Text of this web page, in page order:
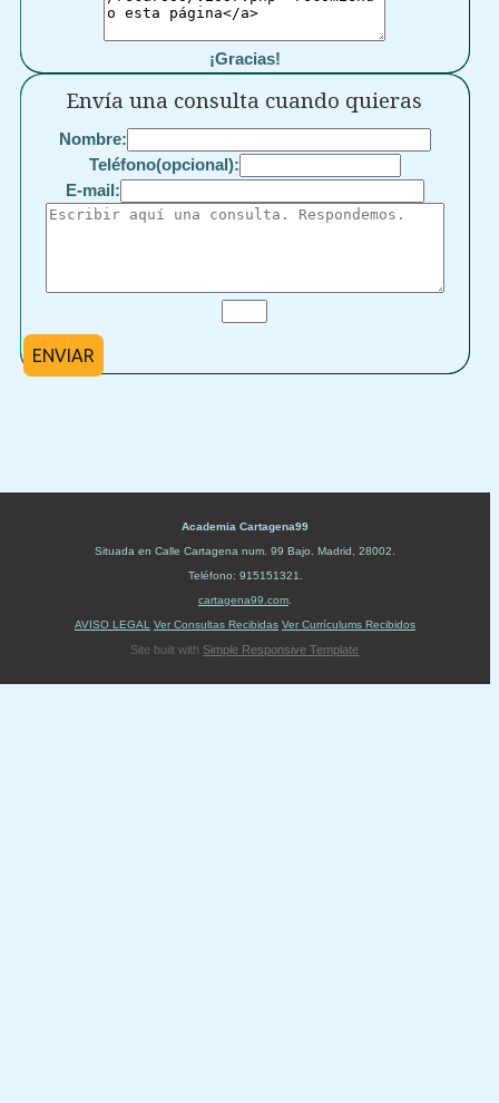
¡Gracias!
Envía una consulta cuando quieras
Nombre:
Teléfono(opcional):
E-mail:
ENVIAR
Academia Cartagena99
Situada en Calle Cartagena num. 99 Bajo Madrid 28002
Teléfono: 915151321
cartagena99.com
AVISO LEGAL
Ver Consultas Recibidas Ver Currículums Recibidos
Site built with Simple Responsive Template